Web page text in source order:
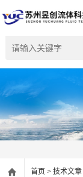
首页 > 技术文章